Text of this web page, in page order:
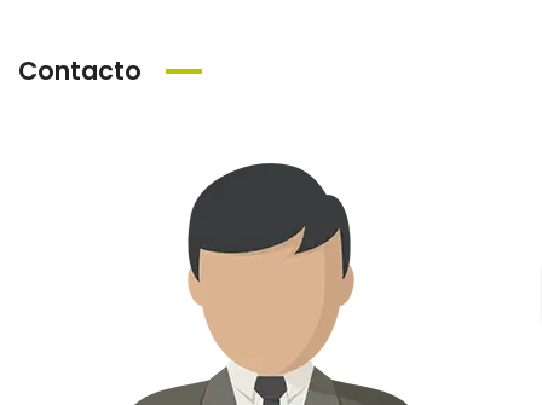
Contacto